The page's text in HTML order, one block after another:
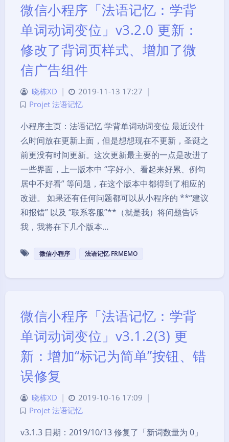
微信小程序「法语记忆：学背
单词动词变位」v3.2.0 更新：
修改了背词页样式、增加了微
信广告组件
晓栋XD | 2019-11-13 17:27 |
Projet 法语记忆
小程序主页：法语记忆 学背单词动词变位 最近没什
么时间放在更新上面，但是想想现在不更新，圣诞之
前更没有时间更新。这次更新最主要的一点是改进了
一些界面，上一版本中 “字好小、看起来好累、例句
居中不好看” 等问题，在这个版本中都得到了相应的
改进。 如果还有任何问题都可以从小程序的 **“建议
和报错” 以及 “联系客服”**（就是我）将问题告诉
我，我将在下几个版本…
微信小程序 法语记忆 FRMEMO
微信小程序「法语记忆：学背
单词动词变位」v3.1.2(3) 更
新：增加“标记为简单”按钮、错
误修复
晓栋XD | 2019-10-16 17:09 |
Projet 法语记忆
v3.1.3 日期：2019/10/13 修复了「新词数量为 0」